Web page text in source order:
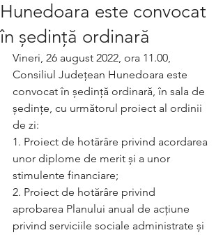
Hunedoara este convocat
în ședință ordinară
Vineri, 26 august 2022, ora 11.00,
Consiliul Județean Hunedoara este
convocat în ședință ordinară, în sala de
ședințe, cu următorul proiect al ordinii
de zi:
1. Proiect de hotărâre privind acordarea
unor diplome de merit și a unor
stimulente financiare;
2. Proiect de hotărâre privind
aprobarea Planului anual de acțiune
privind serviciile sociale administrate și